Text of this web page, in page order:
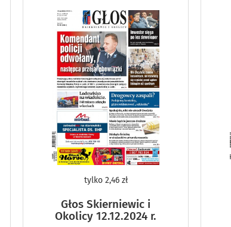
tylko2,46 zł
Głos Skierniewic i
Okolicy 12.12.2024 r.